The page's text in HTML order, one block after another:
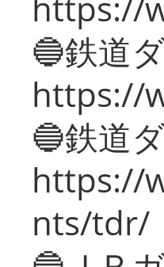
🔵鉄道
https://
🔵鉄道
https://
nts/tdr/